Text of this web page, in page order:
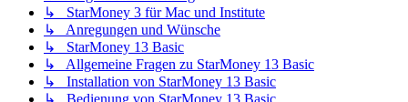
↳ StarMoney 3 für Mac und Institute
↳ Anregungen und Wünsche
↳ StarMoney 13 Basic
↳ Allgemeine Fragen zu StarMoney 13 Basic
↳ Installation von StarMoney 13 Basic